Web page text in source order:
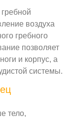
воздуха
гребного
позволяет
и корпус, а
системы.
тело,